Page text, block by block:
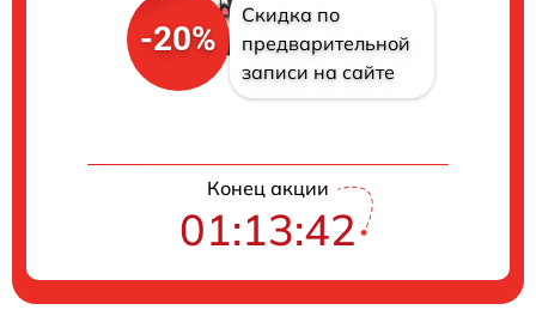
-20%
Скидка по
предварительной
записи на сайте
Конец акции
01:13:41